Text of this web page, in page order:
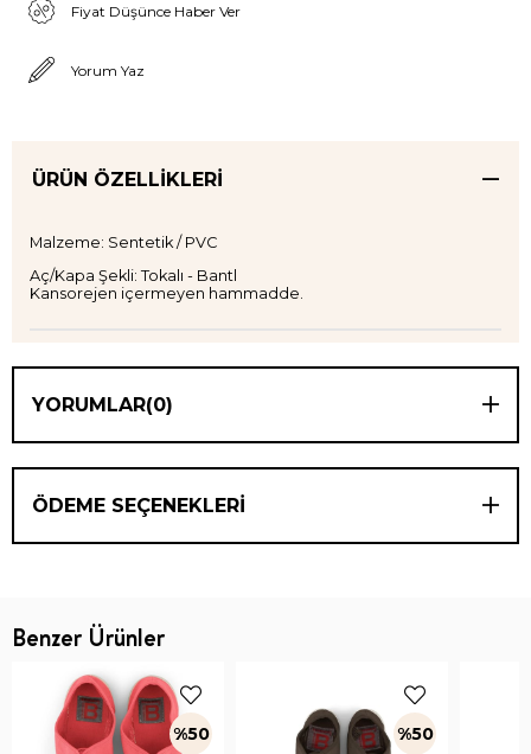
Fiyat Düşünce Haber Ver
Yorum Yaz
ÜRÜN ÖZELLIKLERI
Malzeme: Sentetik / PVC
Aç/Kapa Şekli: Tokalı - Bantl
Kansorejen içermeyen hammadde.
YORUMLAR(0)
ÖDEME SEÇENEKLERI
Benzer Ürünler
%50 %50